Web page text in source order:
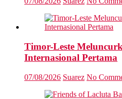
Timor-Leste
Internasional Pertama
07/08/2026 Suarez No